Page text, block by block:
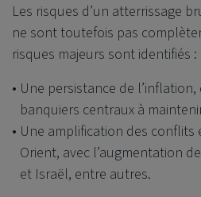
Les risques d’un atterrissage
ne sont toutefois pas
risques majeurs sont identifiés :
Une persistance de
banquiers centraux à
Une amplification des conflits
Orient, avec l’augmentation
et Israël, entre autres.